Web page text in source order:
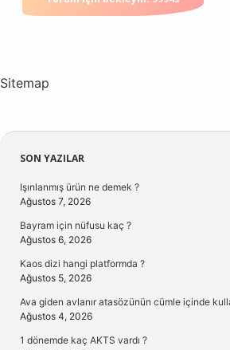
Sitemap
Sidebar
SON YAZILAR
Işınlanmış ürün ne demek ?
Ağustos 7, 2026
Bayram için nüfusu kaç ?
Ağustos 6, 2026
Kaos dizi hangi platformda ?
Ağustos 5, 2026
Ava giden avlanır atasözünün cümle içinde
Ağustos 4, 2026
1 dönemde kaç AKTS vardı ?